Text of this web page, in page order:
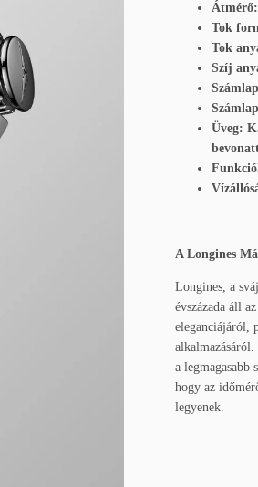
Tok
Tok
Szíj
Üveg:
A Longines
Longines, a
évszázada áll
eleganciájáról,
a legmagasabb
hogy az
legyenek.